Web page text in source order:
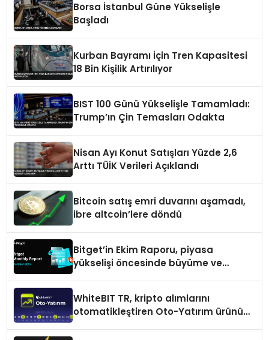
Borsa İstanbul Güne Yükselişle
Başladı
Kurban Bayramı İçin Tren Kapasitesi
18 Bin Kişilik Artırılıyor
BIST 100 Günü Yükselişle Tamamladı:
Trump’ın Çin Temasları Odakta
Nisan Ayı Konut Satışları Yüzde 2,6
Arttı TÜİK Verileri Açıklandı
Bitcoin satış emri duvarını aşamadı,
ibre altcoin’lere döndü
Bitget’in Ekim Raporu, piyasa
yükselişi öncesinde büyüme ve
WhiteBIT TR, kripto alımlarını
otomatikleştiren Oto-Yatırım ürününü